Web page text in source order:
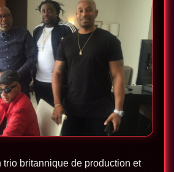
trio britannique de production et